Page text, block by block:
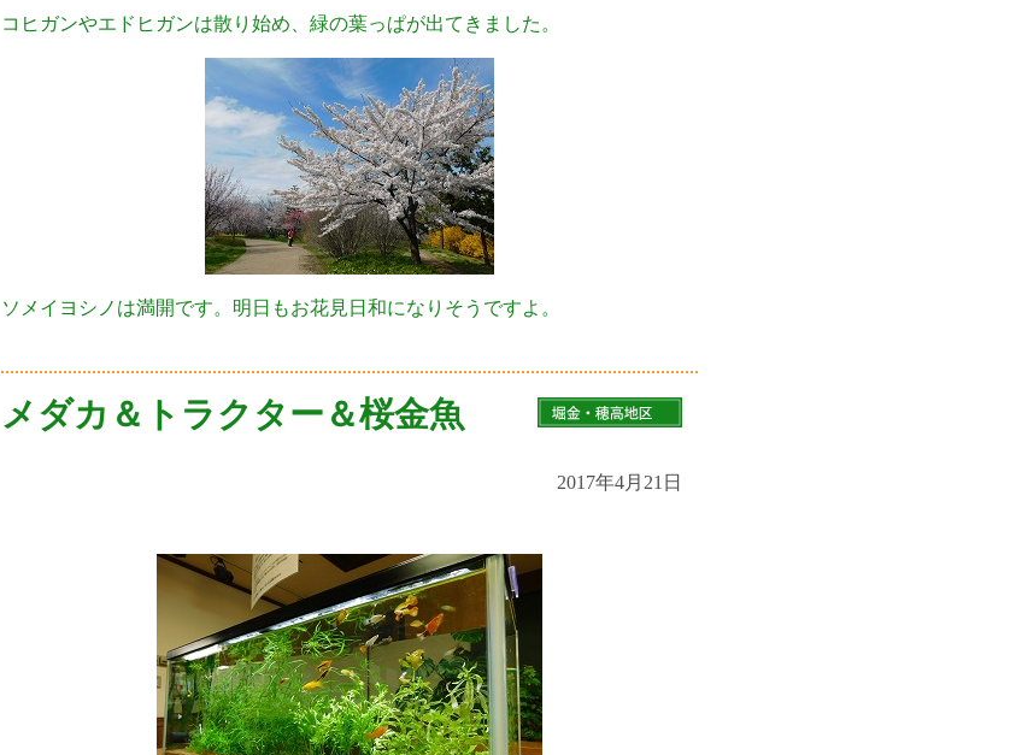
コヒガンやエドヒガンは散り始め、緑の葉っぱが出てきました。
ソメイヨシノは満開です。明日もお花見日和になりそうですよ。
メダカ＆トラクター＆桜金魚
2017年4月21日